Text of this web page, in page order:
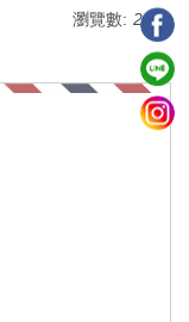
瀏覽數: 2464